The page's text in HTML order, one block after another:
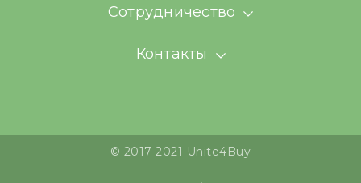
Сотрудничество
Контакты
© 2017-2021 Unite4Buy